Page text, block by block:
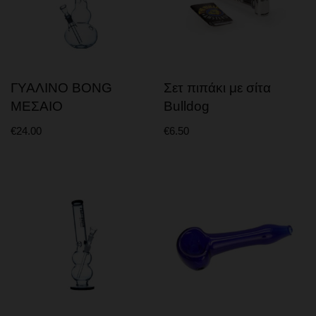
ΓΥΑΛΙΝΟ BONG
ΜΕΣΑΙΟ
€24.00
Σετ πιπάκι με σίτα
Bulldog
€6.50